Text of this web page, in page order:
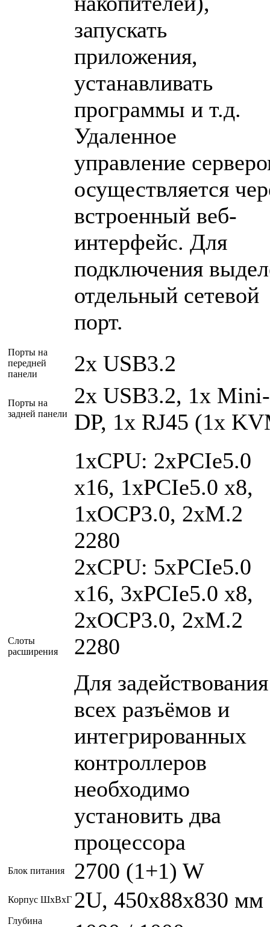
запускать
приложения,
устанавливать
программы и т.д.
Удаленное
управление
осуществляется
встроенный веб-
интерфейс. Для
подключения
отдельный сетевой
порт.
Порты на
передней
панели
2x USB3.2
Порты на
задней панели
2x USB3.2, 1x Mini-
DP, 1x RJ45 (1x
Слоты
расширения
1xCPU: 2xPCIe5.0
x16, 1xPCIe5.0 x8,
1xOCP3.0, 2xM.2
2280
2xCPU: 5xPCIe5.0
x16, 3xPCIe5.0 x8,
2xOCP3.0, 2xM.2
2280
Для задействования
всех разъёмов и
интегрированных
контроллеров
необходимо
установить два
процессора
Блок питания 2700 (1+1) W
Корпус ШxВxГ 2U, 450x88x830 мм
Глубина